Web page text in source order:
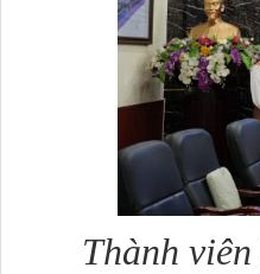
Thành